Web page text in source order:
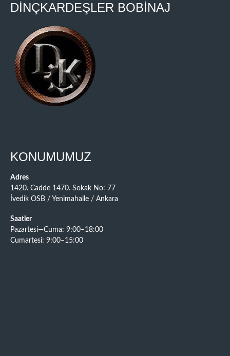
DİNÇKARDEŞLER BOBİNAJ
KONUMUMUZ
Adres
1420. Cadde 1470. Sokak No: 77
İvedik OSB / Yenimahalle / Ankara
Saatler
Pazartesi—Cuma: 9:00–18:00
Cumartesi: 9:00–15:00